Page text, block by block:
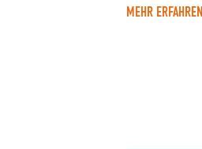
MEHR ERFAHREN